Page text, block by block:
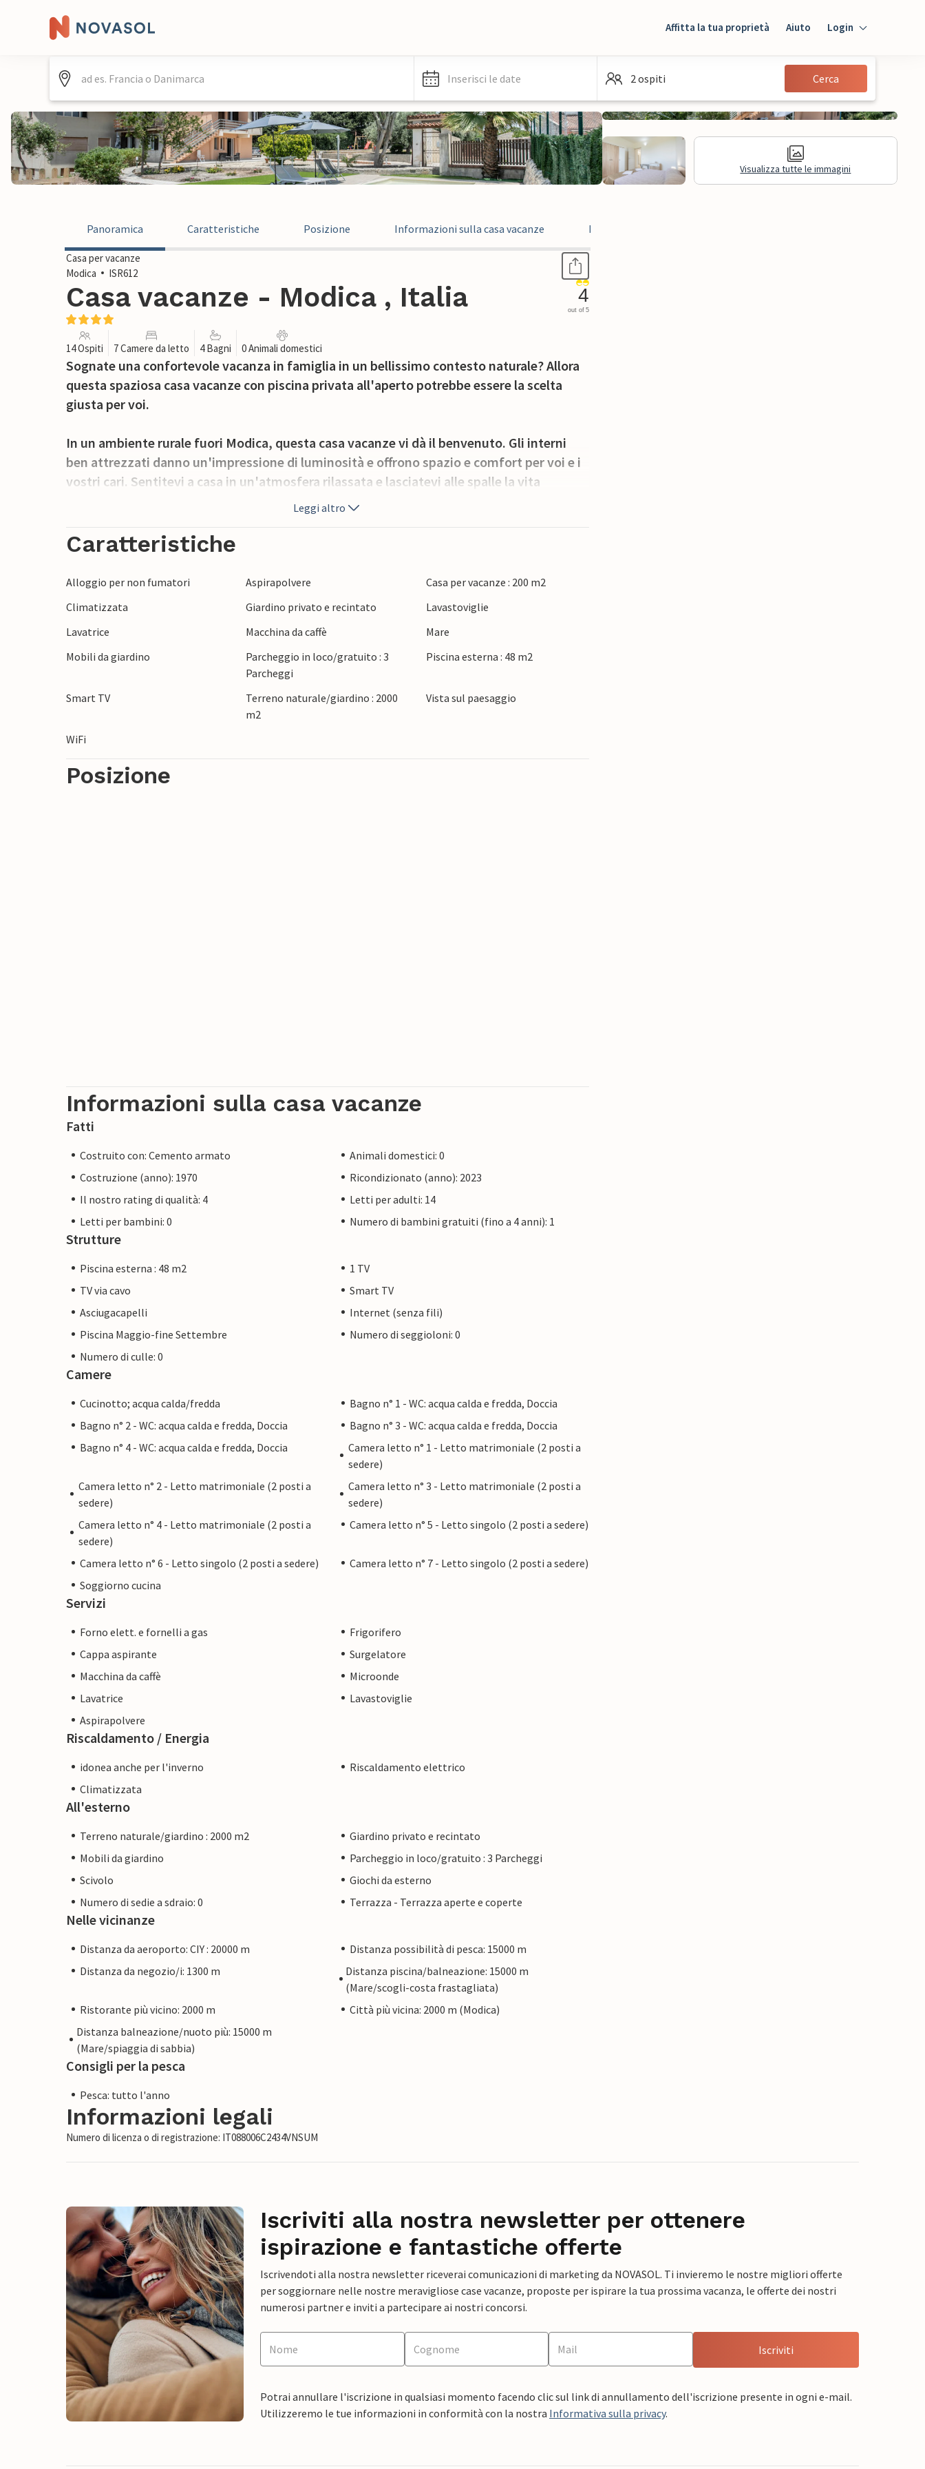
Affitta la tua proprietà Aiuto Login
Ospiti
Inserisci le date 2 ospiti Cerca
Visualizza tutte le immagini
Panoramica Caratteristiche Posizione Informazioni sulla casa vacanze Recensioni
Casa per vacanze
Modica
ISR612
Casa vacanze - Modica , Italia 4
out of 5
14 Ospiti 7 Camere da letto 4 Bagni 0 Animali domestici
Sognate una confortevole vacanza in famiglia in un bellissimo contesto naturale? Allora
questa spaziosa casa vacanze con piscina privata all'aperto potrebbe essere la scelta
giusta per voi.
In un ambiente rurale fuori Modica, questa casa vacanze vi dà il benvenuto. Gli interni
ben attrezzati danno un'impressione di luminosità e offrono spazio e comfort per voi e i
vostri cari. Sentitevi a casa in un'atmosfera rilassata e lasciatevi alle spalle la vita
Godetevi anche le vostre vacanze sull'ampio terreno naturale con diverse terrazze e una
come l'altalena e lo scivolo.
La vostra casa vacanze è un buon punto di partenza per escursioni a Siracusa o alla costa
Iblea, che attrae con spiagge sabbiose da sogno. Scoprite l'affascinante architettura e
l'ambiente storico di Modica o Scicli o visitate le incantevoli città costiere come
Leggi altro
Caratteristiche
Alloggio per non fumatori Aspirapolvere
Casa per vacanze : 200 m2
Climatizzata
Giardino privato e recintato
Lavastoviglie
Lavatrice
Macchina da caffè
Mare
Mobili da giardino
Parcheggio in loco/gratuito : 3
Parcheggi
Piscina esterna : 48 m2
Smart TV
Terreno naturale/giardino : 2000
m2
Vista sul paesaggio
WiFi
Posizione
Informazioni sulla casa vacanze
Fatti
Costruito con: Cemento armato
Animali domestici: 0
Costruzione (anno): 1970
Ricondizionato (anno): 2023
Il nostro rating di qualità: 4
Letti per adulti: 14
Letti per bambini: 0
Numero di bambini gratuiti (fino a 4 anni): 1
Strutture
Piscina esterna : 48 m2
1 TV
TV via cavo
Smart TV
Asciugacapelli
Internet (senza fili)
Piscina Maggio-fine Settembre
Numero di seggioloni: 0
Numero di culle: 0
Camere
Cucinotto; acqua calda/fredda
Bagno n° 1 - WC: acqua calda e fredda, Doccia
Bagno n° 2 - WC: acqua calda e fredda, Doccia
Bagno n° 3 - WC: acqua calda e fredda, Doccia
Bagno n° 4 - WC: acqua calda e fredda, Doccia
Camera letto n° 1 - Letto matrimoniale (2 posti a
sedere)
Camera letto n° 2 - Letto matrimoniale (2 posti a
sedere)
Camera letto n° 3 - Letto matrimoniale (2 posti a
sedere)
Camera letto n° 4 - Letto matrimoniale (2 posti a
sedere)
Camera letto n° 5 - Letto singolo (2 posti a sedere)
Camera letto n° 6 - Letto singolo (2 posti a sedere)
Camera letto n° 7 - Letto singolo (2 posti a sedere)
Soggiorno cucina
Servizi
Forno elett. e fornelli a gas
Frigorifero
Cappa aspirante
Surgelatore
Macchina da caffè
Microonde
Lavatrice
Lavastoviglie
Aspirapolvere
Riscaldamento / Energia
idonea anche per l'inverno
Riscaldamento elettrico
Climatizzata
All'esterno
Terreno naturale/giardino : 2000 m2
Giardino privato e recintato
Mobili da giardino
Parcheggio in loco/gratuito : 3 Parcheggi
Scivolo
Giochi da esterno
Numero di sedie a sdraio: 0
Terrazza - Terrazza aperte e coperte
Nelle vicinanze
Distanza da aeroporto: CIY : 20000 m
Distanza possibilità di pesca: 15000 m
Distanza da negozio/i: 1300 m
Distanza piscina/balneazione: 15000 m
(Mare/scogli-costa frastagliata)
Ristorante più vicino: 2000 m
Città più vicina: 2000 m (Modica)
Distanza balneazione/nuoto più: 15000 m
(Mare/spiaggia di sabbia)
Consigli per la pesca
Pesca: tutto l'anno
Informazioni legali
Numero di licenza o di registrazione: IT088006C2434VNSUM
Iscriviti alla nostra newsletter per ottenere
ispirazione e fantastiche offerte
Iscrivendoti alla nostra newsletter riceverai comunicazioni di marketing da NOVASOL. Ti invieremo le nostre migliori offerte
per soggiornare nelle nostre meravigliose case vacanze, proposte per ispirare la tua prossima vacanza, le offerte dei nostri
numerosi partner e inviti a partecipare ai nostri concorsi.
Iscriviti
Potrai annullare l'iscrizione in qualsiasi momento facendo clic sul link di annullamento dell'iscrizione presente in ogni e-mail.
Utilizzeremo le tue informazioni in conformità con la nostra Informativa sulla privacy.